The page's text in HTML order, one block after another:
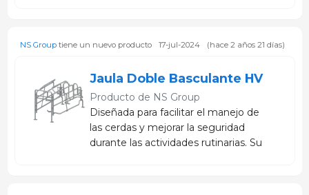
reduciendo el desperdicio y
para el destete.
NS Grouptiene un nuevo producto 17-jul-2024 (hace 2 años 21 días)
Jaula Doble Basculante HV
Producto de NS Group
Diseñada para facilitar el manejo de
las cerdas y mejorar la seguridad
durante las actividades rutinarias. Su